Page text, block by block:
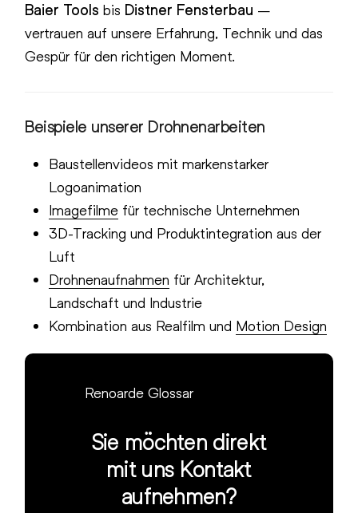
Baier Tools bis Distner Fensterbau –
vertrauen auf unsere Erfahrung, Technik und das
Gespür für den richtigen Moment.
Beispiele unserer Drohnenarbeiten
Baustellenvideos mit markenstarker
Logoanimation
Imagefilme für technische Unternehmen
3D-Tracking und Produktintegration aus der
Luft
Drohnenaufnahmen für Architektur,
Landschaft und Industrie
Kombination aus Realfilm und Motion Design
Renoarde Glossar
Sie möchten direkt
mit uns Kontakt
aufnehmen?